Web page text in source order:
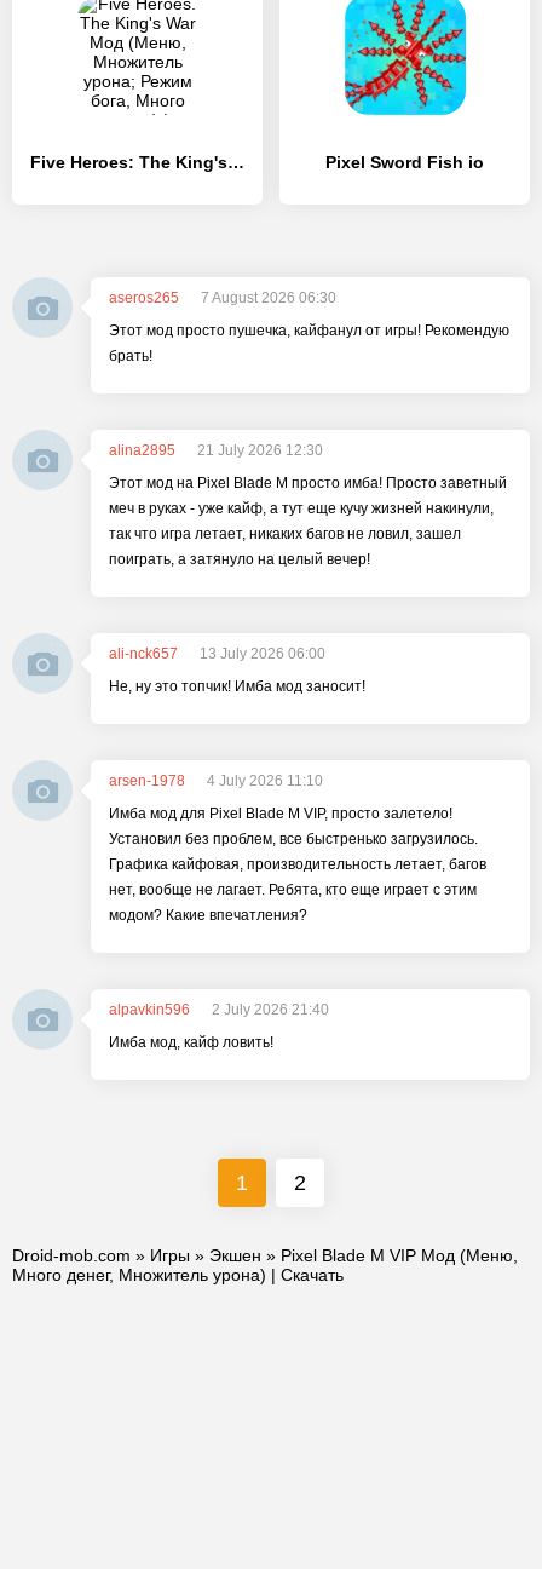
Five Heroes: The King's War Pixel Sword Fish io
aseros265
7 August 2026 06:30
Этот мод просто пушечка, кайфанул от игры! Рекомендую
брать!
alina2895
21 July 2026 12:30
Этот мод на Pixel Blade M просто имба! Просто заветный
меч в руках - уже кайф, а тут еще кучу жизней накинули,
так что игра летает, никаких багов не ловил, зашел
поиграть, а затянуло на целый вечер!
ali-nck657
13 July 2026 06:00
Не, ну это топчик! Имба мод заносит!
arsen-1978
4 July 2026 11:10
Имба мод для Pixel Blade M VIP, просто залетело!
Установил без проблем, все быстренько загрузилось.
Графика кайфовая, производительность летает, багов
нет, вообще не лагает. Ребята, кто еще играет с этим
модом? Какие впечатления?
alpavkin596
2 July 2026 21:40
Имба мод, кайф ловить!
1 2
Droid-mob.com » Игры » Экшен » Pixel Blade M VIP Мод (Меню,
Много денег, Множитель урона) | Скачать